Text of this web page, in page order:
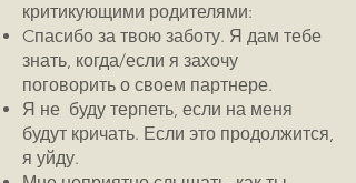
критикующими родителями:
Cпасибо за твою заботу. Я дам тебе
знать, когда/если я захочу
поговорить о своем партнере.
Я не буду терпеть, если на меня
будут кричать. Если это продолжится,
я уйду.